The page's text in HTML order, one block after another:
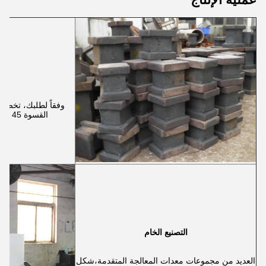
وفقاً لطلبك،
القسوة 45 # و عالية قشعريرة 38CrMoAla.
التصنيع الخام
العديد من مجموعات معدات المعالجة المتقدمة،شكل